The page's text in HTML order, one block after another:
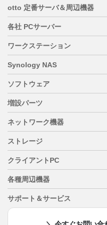
otto 定番サーバ＆周辺機器
各社 PCサーバー
ワークステーション
Synology NAS
ソフトウェア
増設パーツ
ネットワーク機器
ストレージ
クライアントPC
各種周辺機器
サポート＆サービス